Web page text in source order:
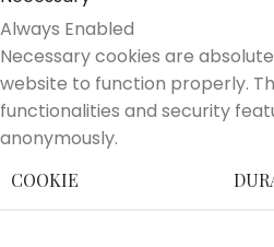
Always Enabled
Necessary cookies are
website to function properly.
functionalities and security
anonymously.
COOKIE